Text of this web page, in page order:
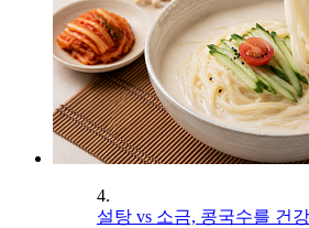
4.
설탕 vs 소금, 콩국수를 건